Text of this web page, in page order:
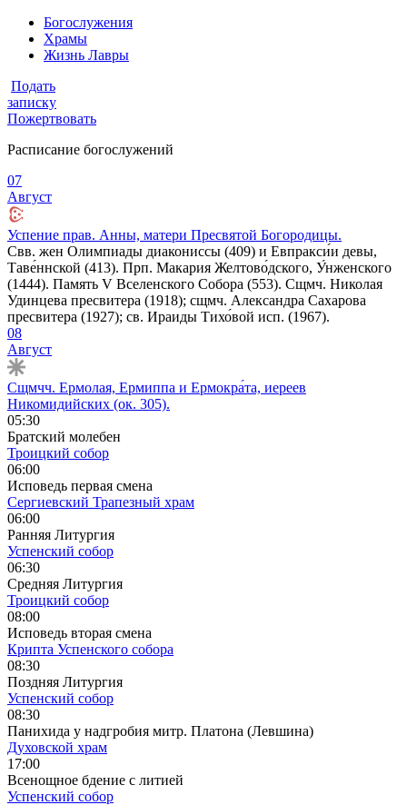
Богослужения
Храмы
Жизнь Лавры
Подать
записку
Пожертвовать
Расписание богослужений
07
Август
Успение прав. Анны, матери Пресвятой Богородицы.
Свв. жен Олимпиады диакониссы (409) и Евпракси́и девы,
Таве́ннской (413). Прп. Макария Желтово́дского, У́нженского
(1444). Память V Вселенского Собора (553). Сщмч. Николая
Удинцева пресвитера (1918); сщмч. Александра Сахарова
пресвитера (1927); св. Ираиды Тихо́вой исп. (1967).
08
Август
Сщмчч. Ермолая, Ермиппа и Ермокра́та, иереев
Никомидийских (ок. 305).
05:30
Братский молебен
Троицкий собор
06:00
Исповедь первая смена
Сергиевский Трапезный храм
06:00
Ранняя Литургия
Успенский собор
06:30
Средняя Литургия
Троицкий собор
08:00
Исповедь вторая смена
Крипта Успенского собора
08:30
Поздняя Литургия
Успенский собор
08:30
Панихида у надгробия митр. Платона (Левшина)
Духовской храм
17:00
Всенощное бдение с литией
Успенский собор